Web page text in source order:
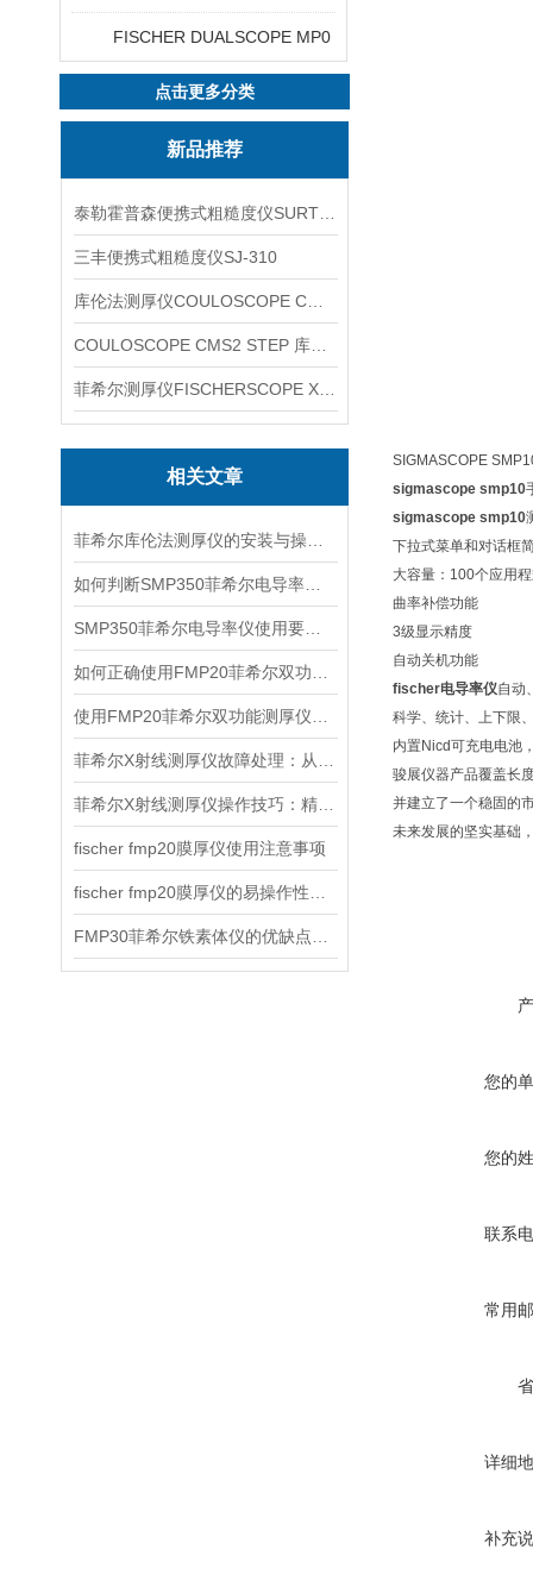
FISCHER DUALSCOPE MP0
点击更多分类
新品推荐
三丰便携式粗糙度仪SJ-310
相关文章
fischer fmp20膜厚仪使用注意事项
SIGMASCOPE
sigmascope smp10
sigmascope smp10
下拉式菜单和对话框
大容量：100个应用
曲率补偿功能
3级显示精度
自动关机功能
fischer电导率仪自动
科学、统计、上下限
内置Nicd可充电电池
骏展仪器产品覆盖长
并建立了一个稳固的
未来发展的坚实基础
您的
您的
联系
常用
详细
补充